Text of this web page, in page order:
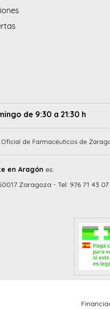
de 9:30 a 21:30 h
de Farmacéuticos de
en Aragón es:
Zaragoza - Tel: 976 71 43 07